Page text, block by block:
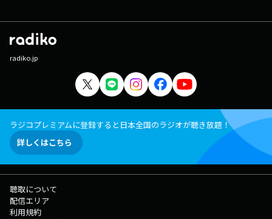
radiko.jp
ラジコプレミアムに登録すると日本全国のラジオが聴き放題！
詳しくはこちら
聴取について
配信エリア
利用規約